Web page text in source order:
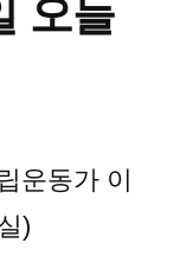
오늘
운동가 이
)